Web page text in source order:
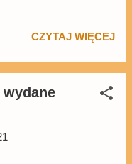
w przedsprzedaży
29
trzeci tom
, czyli nowej
komiksu
z komiksów
na Egmont.pl .
będzie
.
CZYTAJ WIĘCEJ